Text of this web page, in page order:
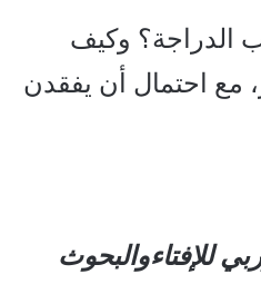
الدراجة؟ وكيف
مع احتمال أن يفقدن
للإفتاءوالبحوث